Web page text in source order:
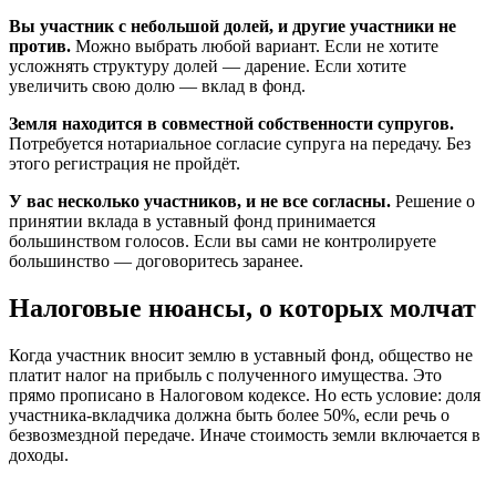
Вы участник с небольшой долей, и другие участники не
против. Можно выбрать любой вариант. Если не хотите
усложнять структуру долей — дарение. Если хотите
увеличить свою долю — вклад в фонд.
Земля находится в совместной собственности супругов.
Потребуется нотариальное согласие супруга на передачу. Без
этого регистрация не пройдёт.
У вас несколько участников, и не все согласны. Решение о
принятии вклада в уставный фонд принимается
большинством голосов. Если вы сами не контролируете
большинство — договоритесь заранее.
Налоговые нюансы, о которых молчат
Когда участник вносит землю в уставный фонд, общество не
платит налог на прибыль с полученного имущества. Это
прямо прописано в Налоговом кодексе. Но есть условие: доля
участника-вкладчика должна быть более 50%, если речь о
безвозмездной передаче. Иначе стоимость земли включается в
доходы.